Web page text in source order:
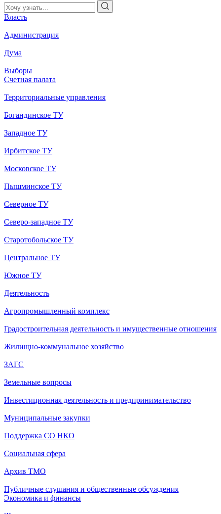
Власть
Администрация
Дума
Выборы
Счетная палата
Территориальные управления
Богандинское ТУ
Западное ТУ
Ирбитское ТУ
Московское ТУ
Пышминское ТУ
Северное ТУ
Северо-западное ТУ
Старотобольское ТУ
Центральное ТУ
Южное ТУ
Деятельность
Агропромышленный комплекс
Градостроительная деятельность и имущественные отношения
Жилищно-коммунальное хозяйство
ЗАГС
Земельные вопросы
Инвестиционная деятельность и предпринимательство
Муниципальные закупки
Поддержка СО НКО
Социальная сфера
Архив ТМО
Публичные слушания и общественные обсуждения
Экономика и финансы